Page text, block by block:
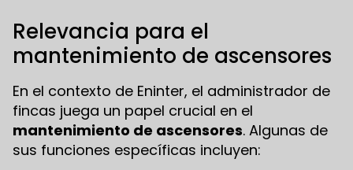
Relevancia para el
mantenimiento de ascensores
En el contexto de Eninter, el administrador de
fincas juega un papel crucial en el
mantenimiento de ascensores. Algunas de
sus funciones específicas incluyen: